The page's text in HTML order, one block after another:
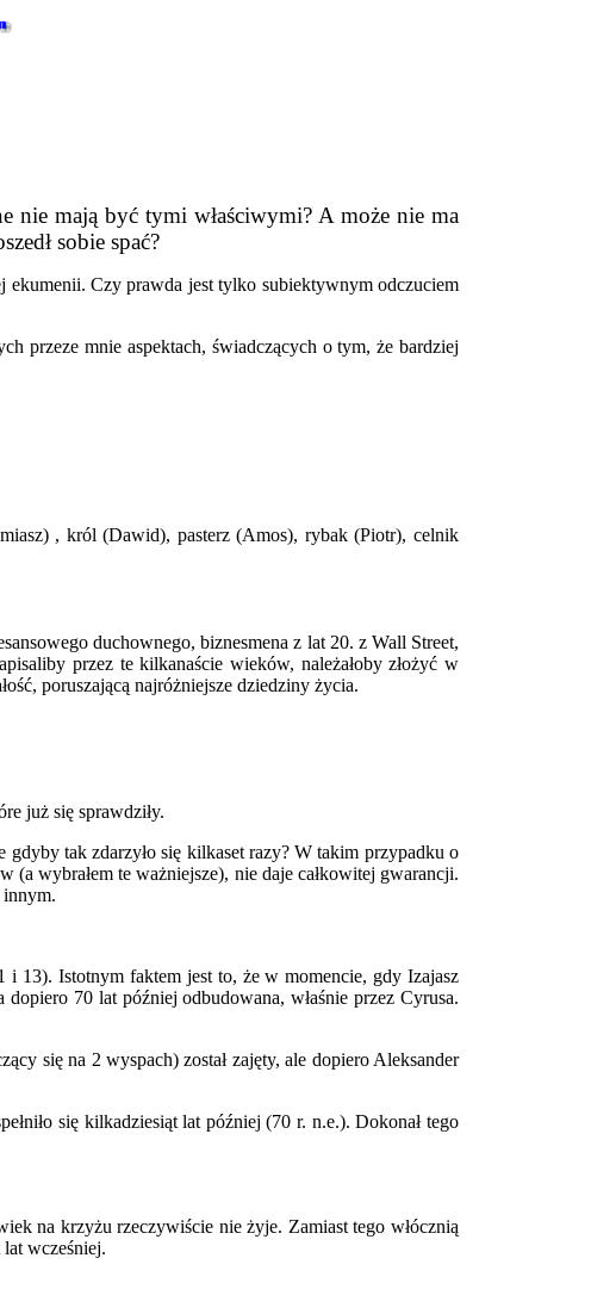
nie mają być tymi właściwymi? A może nie ma
sobie spać?
Czy prawda jest tylko subiektywnym odczuciem
przeze mnie aspektach, świadczących o tym, że bardziej
, król (Dawid), pasterz (Amos), rybak (Piotr), celnik
duchownego, biznesmena z lat 20. z Wall Street,
przez te kilkanaście wieków, należałoby złożyć w
poruszającą najróżniejsze dziedziny życia.
już się sprawdziły.
gdyby tak zdarzyło się kilkaset razy? W takim przypadku o
wybrałem te ważniejsze), nie daje całkowitej gwarancji.
13). Istotnym faktem jest to, że w momencie, gdy Izajasz
70 lat później odbudowana, właśnie przez Cyrusa.
się na 2 wyspach) został zajęty, ale dopiero Aleksander
się kilkadziesiąt lat później (70 r. n.e.). Dokonał tego
na krzyżu rzeczywiście nie żyje. Zamiast tego włócznią
wcześniej.